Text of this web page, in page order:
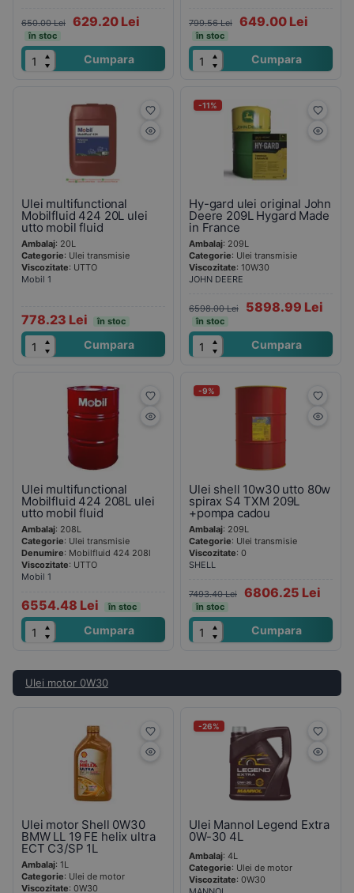
650.00 Lei 629.20 Lei
în stoc
Cumpara
799.56 Lei 649.00 Lei
în stoc
Cumpara
Ulei multifunctional
Mobilfluid 424 20L ulei
utto mobil fluid
Ambalaj: 20L
Categorie: Ulei transmisie
Viscozitate: UTTO
Mobil 1
778.23 Lei în stoc
Cumpara
-11%
Hy-gard ulei original John
Deere 209L Hygard Made
in France
Ambalaj: 209L
Categorie: Ulei transmisie
Viscozitate: 10W30
JOHN DEERE
6598.00 Lei 5898.99 Lei
în stoc
Cumpara
Ulei multifunctional
Mobilfluid 424 208L ulei
utto mobil fluid
Ambalaj: 208L
Categorie: Ulei transmisie
Denumire: Mobilfluid 424 208l
Viscozitate: UTTO
Mobil 1
6554.48 Lei în stoc
Cumpara
-9%
Ulei shell 10w30 utto 80w
spirax S4 TXM 209L
+pompa cadou
Ambalaj: 209L
Categorie: Ulei transmisie
Viscozitate: 0
SHELL
7493.40 Lei 6806.25 Lei
în stoc
Cumpara
Ulei motor 0W30
Ulei motor Shell 0W30
BMW LL 19 FE helix ultra
ECT C3/SP 1L
Ambalaj: 1L
Categorie: Ulei de motor
Viscozitate: 0W30
-26%
Ulei Mannol Legend Extra
0W-30 4L
Ambalaj: 4L
Categorie: Ulei de motor
Viscozitate: 0W30